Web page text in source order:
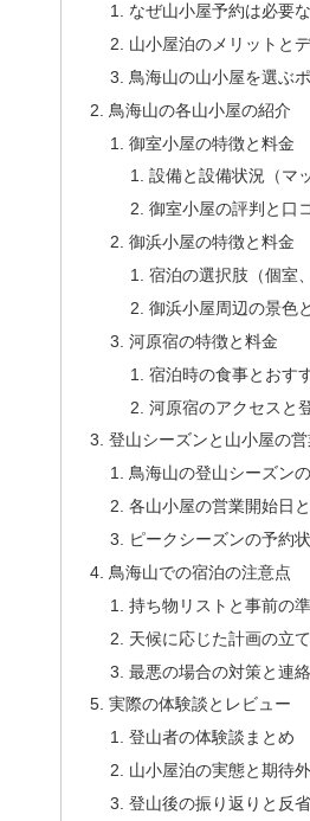
なぜ山小屋予約は必要
山小屋泊のメリットと
鳥海山の山小屋を選ぶ
鳥海山の各山小屋の紹介
御室小屋の特徴と料金
設備と設備状況（マ
御室小屋の評判と口
御浜小屋の特徴と料金
宿泊の選択肢（個室
御浜小屋周辺の景色
河原宿の特徴と料金
宿泊時の食事とおす
河原宿のアクセスと
登山シーズンと山小屋の
鳥海山の登山シーズン
各山小屋の営業開始日
ピークシーズンの予約
鳥海山での宿泊の注意点
持ち物リストと事前の
天候に応じた計画の立
最悪の場合の対策と連
実際の体験談とレビュー
登山者の体験談まとめ
山小屋泊の実態と期待
登山後の振り返りと反